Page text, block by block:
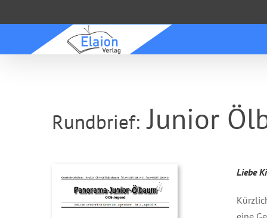
Inhalt
Rundbrief: Junior
Liebe